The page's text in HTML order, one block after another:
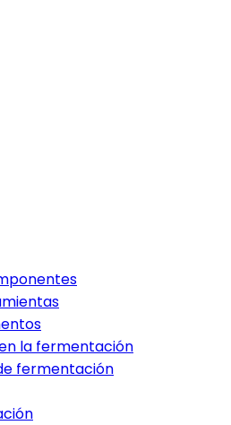
la fermentación
fermentación